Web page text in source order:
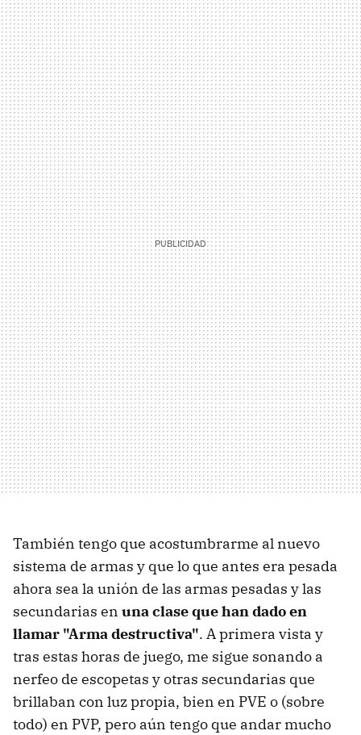
También tengo que acostumbrarme al nuevo
sistema de armas y que lo que antes era pesada
ahora sea la unión de las armas pesadas y las
secundarias en una clase que han dado en
llamar "Arma destructiva". A primera vista y
tras estas horas de juego, me sigue sonando a
nerfeo de escopetas y otras secundarias que
brillaban con luz propia, bien en PVE o (sobre
todo) en PVP, pero aún tengo que andar mucho